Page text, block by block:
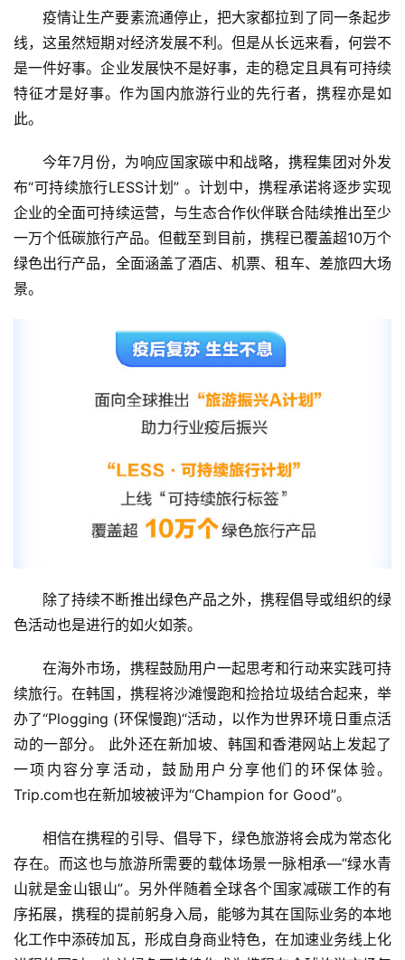
疫情让生产要素流通停止，把大家都拉到了同一条起步
线，这虽然短期对经济发展不利。但是从长远来看，何尝不
是一件好事。企业发展快不是好事，走的稳定且具有可持续
特征才是好事。作为国内旅游行业的先行者，携程亦是如
此。
今年7月份，为响应国家碳中和战略，携程集团对外发
布“可持续旅行LESS计划” 。计划中，携程承诺将逐步实现
企业的全面可持续运营，与生态合作伙伴联合陆续推出至少
一万个低碳旅行产品。但截至到目前，携程已覆盖超10万个
绿色出行产品，全面涵盖了酒店、机票、租车、差旅四大场
景。
除了持续不断推出绿色产品之外，携程倡导或组织的绿
色活动也是进行的如火如荼。
在海外市场，携程鼓励用户一起思考和行动来实践可持
续旅行。在韩国，携程将沙滩慢跑和捡拾垃圾结合起来，举
办了“Plogging (环保慢跑)“活动，以作为世界环境日重点活
动的一部分。 此外还在新加坡、韩国和香港网站上发起了
一项内容分享活动，鼓励用户分享他们的环保体验。
Trip.com也在新加坡被评为“Champion for Good”。
相信在携程的引导、倡导下，绿色旅游将会成为常态化
存在。而这也与旅游所需要的载体场景一脉相承—“绿水青
山就是金山银山”。另外伴随着全球各个国家减碳工作的有
序拓展，携程的提前躬身入局，能够为其在国际业务的本地
化工作中添砖加瓦，形成自身商业特色，在加速业务线上化